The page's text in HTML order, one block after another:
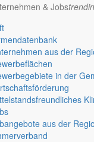
& Jobs
aus der
in der
aus der